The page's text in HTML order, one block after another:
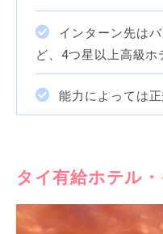
インターン先は
ど、4つ星以上高級ホ
能力によっては
タイ有給ホテル